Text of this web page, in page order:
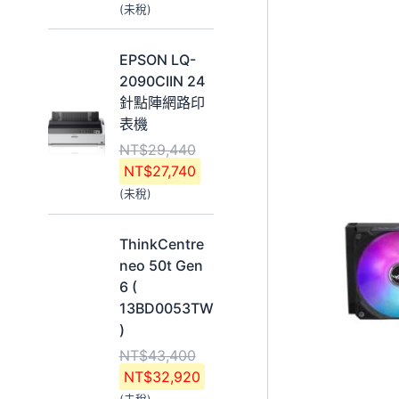
,
8
0
。
6
0
。
(未稅)
EPSON LQ-
2090CIIN 24
針點陣網路印
表機
NT$29,440
原
始
價
格
：
N
T
$
9
,
4
4
0
。
NT$27,740
前
價
格
N
7
,
4
(未稅)
ThinkCentre
neo 50t Gen
6 (
13BD0053TW
)
NT$43,400
原
價
格
：
N
T
$NT$32,920
格
T